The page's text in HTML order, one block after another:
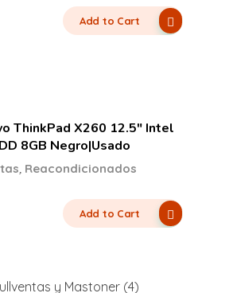
Add to Cart
ThinkPad X260 12.5″ Intel
8GB Negro|Usado
Reacondicionados
Add to Cart